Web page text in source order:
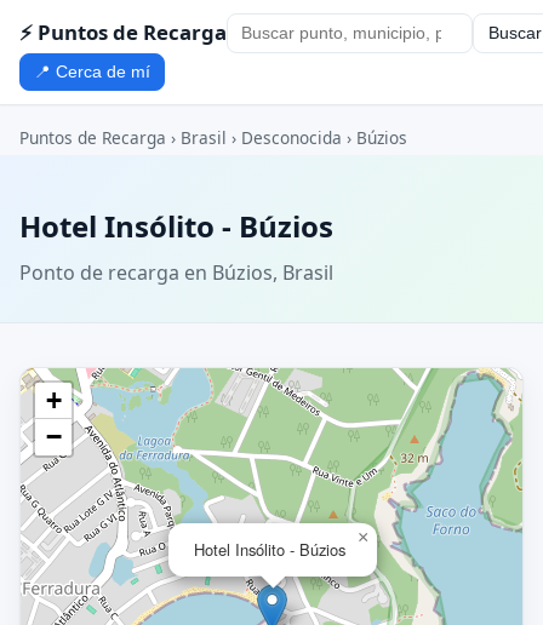
⚡ Puntos de Recarga Buscar
📍 Cerca de mí
Puntos de Recarga › Brasil › Desconocida › Búzios
Hotel Insólito - Búzios
Ponto de recarga en Búzios, Brasil
Hotel Insólito - Búzios
×
+
−